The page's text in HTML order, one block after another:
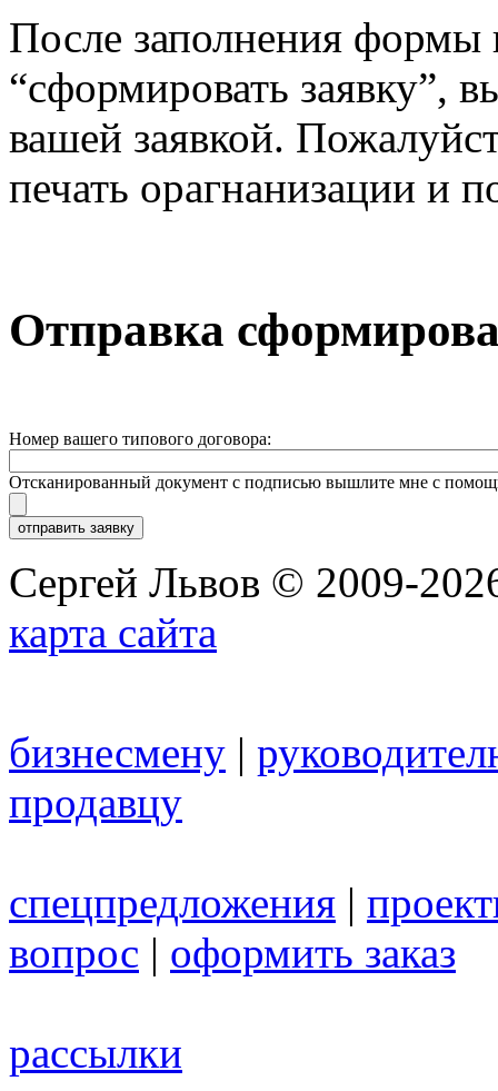
После заполнения формы
“сформировать заявку”,
вашей заявкой.
печать орагнанизации и
Отправка
Номер вашего типового договора:
Отсканированный документ с подписью вышлите мне с
Сергей Львов © 2009-
карта сайта
бизнесмену |
продавцу
спецпредложения |
вопрос | оформить заказ
рассылки